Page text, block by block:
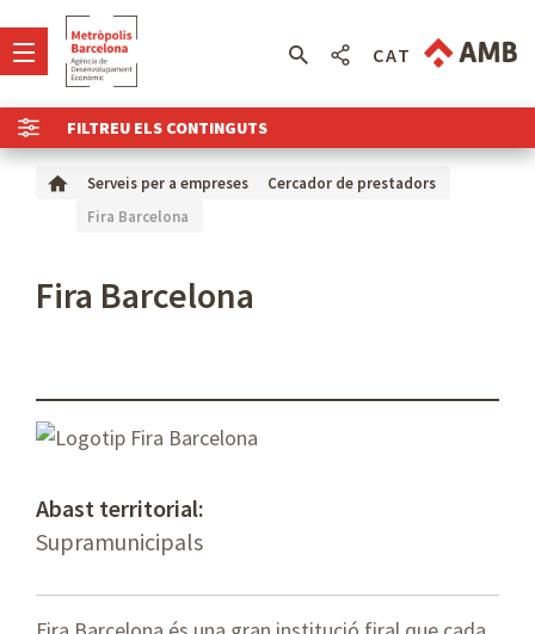
FILTREU ELS CONTINGUTS
CAT
Serveis per a empreses
Cercador de prestadors
Fira Barcelona
Fira Barcelona
Abast territorial:
Supramunicipals